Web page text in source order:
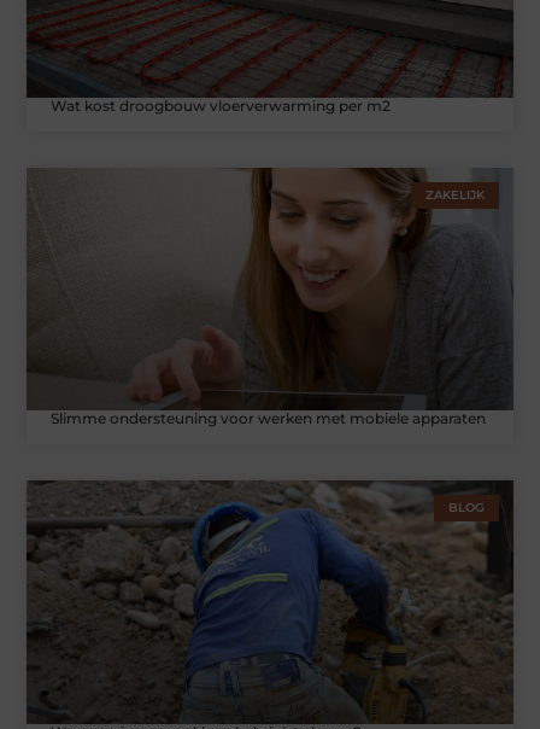
Wat kost droogbouw vloerverwarming per m2
ZAKELIJK
Slimme ondersteuning voor werken met mobiele apparaten
BLOG